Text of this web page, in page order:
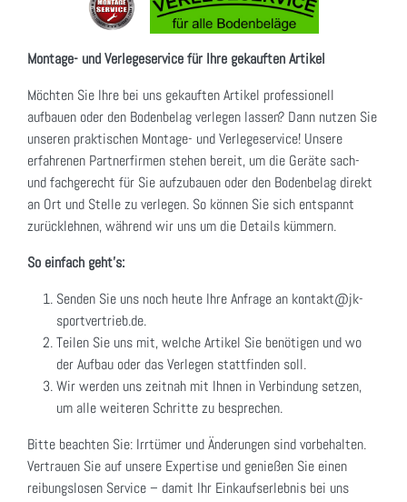
Montage- und Verlegeservice für Ihre gekauften Artikel
Möchten Sie Ihre bei uns gekauften Artikel professionell
aufbauen oder den Bodenbelag verlegen lassen? Dann nutzen Sie
unseren praktischen Montage- und Verlegeservice! Unsere
erfahrenen Partnerfirmen stehen bereit, um die Geräte sach-
und fachgerecht für Sie aufzubauen oder den Bodenbelag direkt
an Ort und Stelle zu verlegen. So können Sie sich entspannt
zurücklehnen, während wir uns um die Details kümmern.
So einfach geht's:
Senden Sie uns noch heute Ihre Anfrage an kontakt@jk-
sportvertrieb.de.
Teilen Sie uns mit, welche Artikel Sie benötigen und wo
der Aufbau oder das Verlegen stattfinden soll.
Wir werden uns zeitnah mit Ihnen in Verbindung setzen,
um alle weiteren Schritte zu besprechen.
Bitte beachten Sie: Irrtümer und Änderungen sind vorbehalten.
Vertrauen Sie auf unsere Expertise und genießen Sie einen
reibungslosen Service – damit Ihr Einkaufserlebnis bei uns